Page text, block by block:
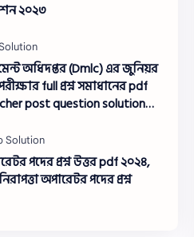
২০২৩
অধিদপ্তর (Dmlc) এর জুনিয়র
full প্রশ্ন সমাধানের pdf
post question solution
পদের প্রশ্ন উত্তর pdf ২০২৪,
অপারেটর পদের প্রশ্ন